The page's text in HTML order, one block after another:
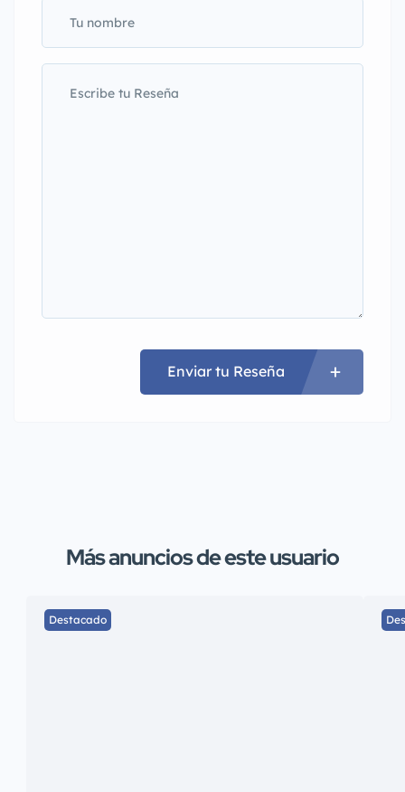
Enviar tu Reseña
Más anuncios de este usuario
Destacado